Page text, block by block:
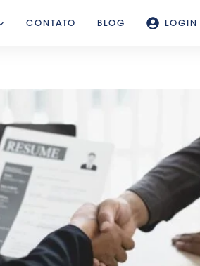
CONTATO BLOG LOGIN